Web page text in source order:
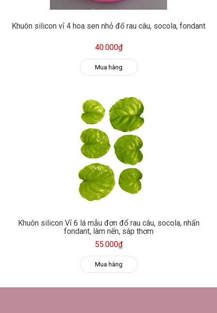
Khuôn silicon vỉ 4 hoa sen nhỏ đổ rau câu, socola, fondant
40.000₫
Mua hàng
Khuôn silicon Vỉ 6 lá mẫu đơn đổ rau câu, socola, nhấn
fondant, làm nến, sáp thơm
55.000₫
Mua hàng